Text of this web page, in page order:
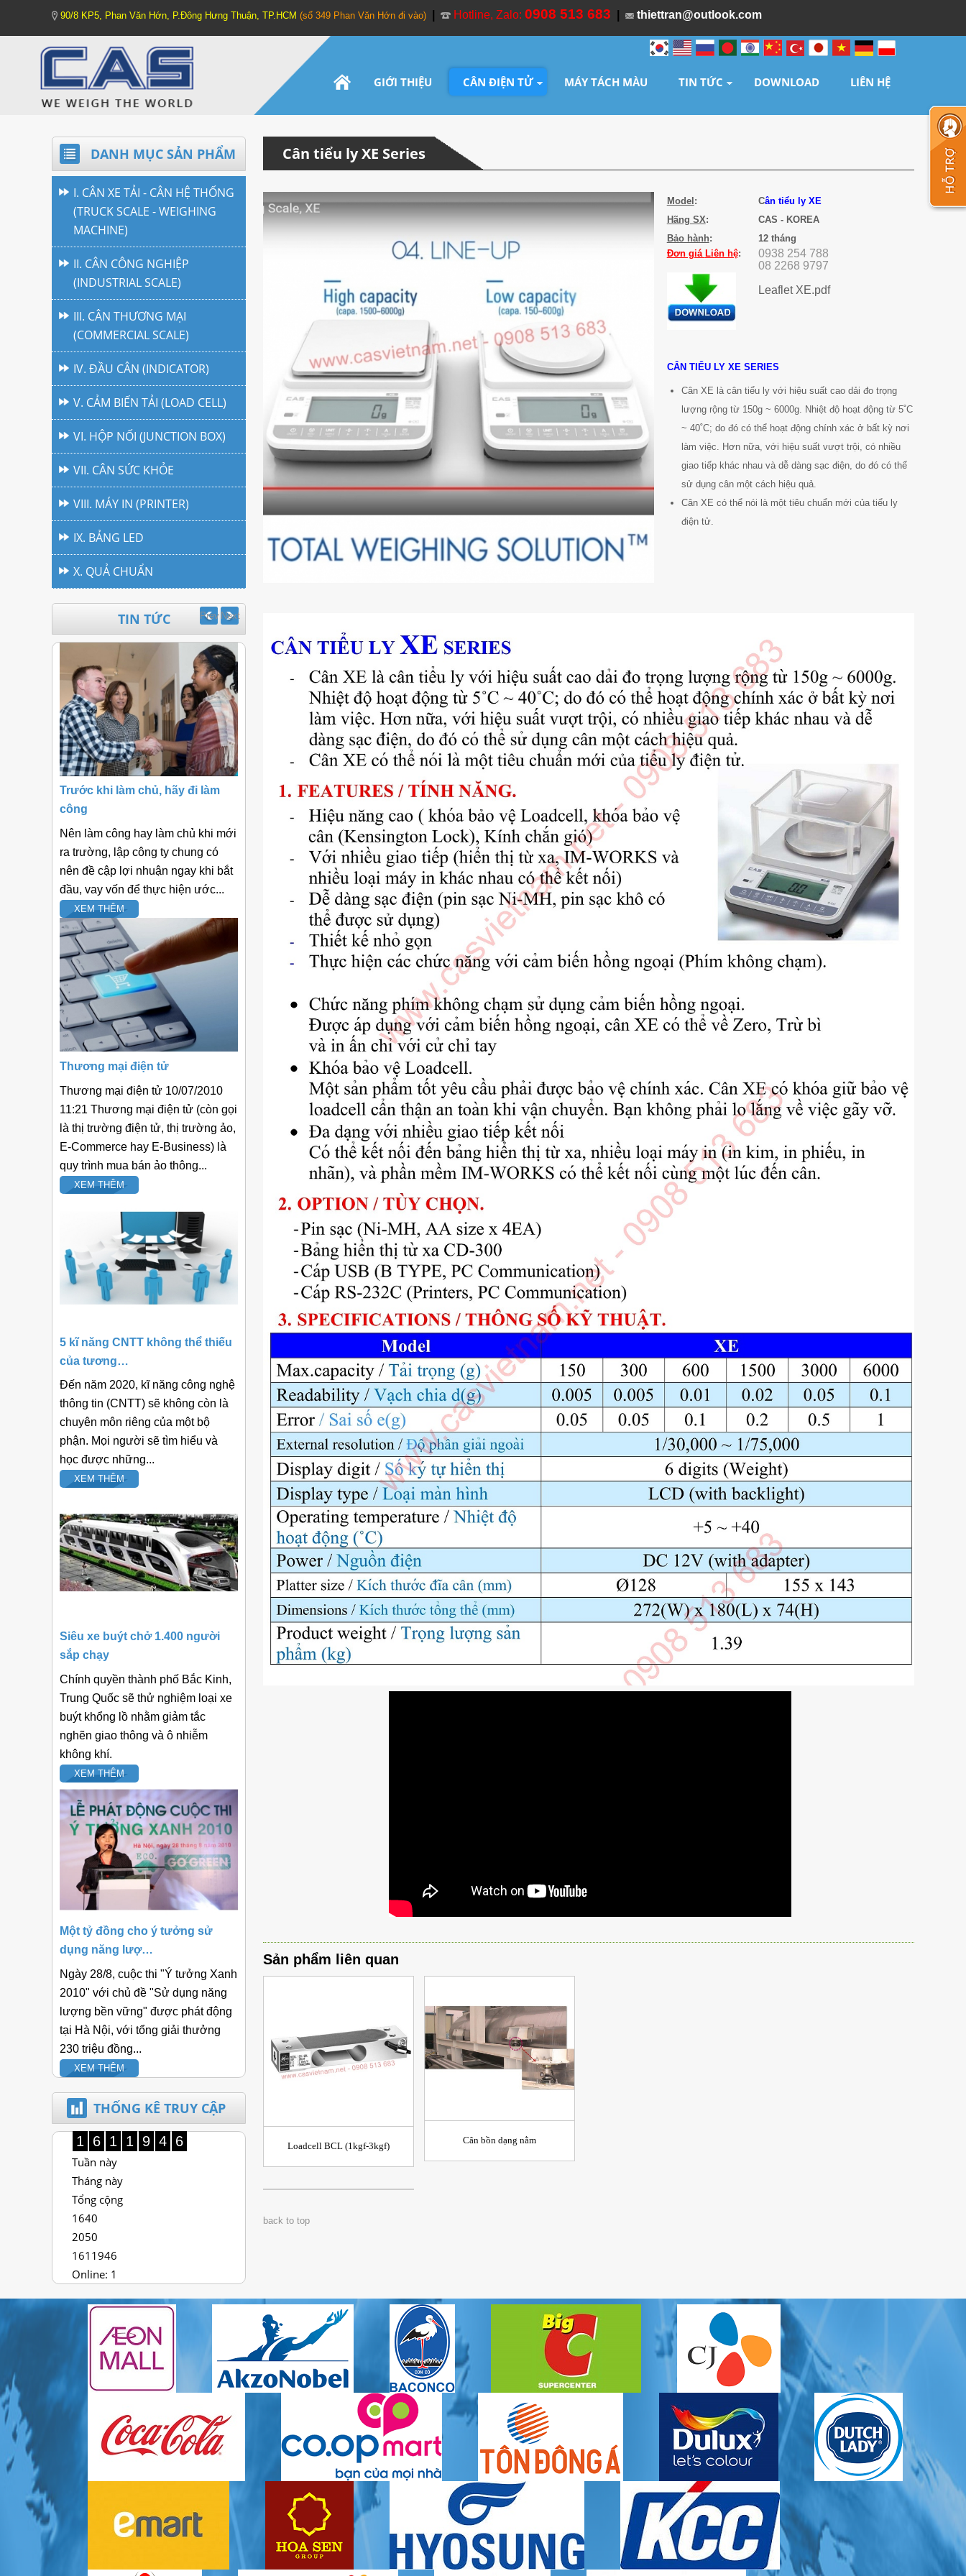
90/8 KP5, Phan Văn Hớn, P.Đông Hưng Thuận, TP.HCM (số 349 Phan Văn Hớn đi vào) Hotline, Zalo: 0908 513 683 thiettran@outlook.com
GIỚI THIỆU CÂN ĐIỆN TỬ MÁY TÁCH MÀU TIN TỨC DOWNLOAD LIÊN HỆ
DANH MỤC SẢN PHẨM
I. CÂN XE TẢI - CÂN HỆ THỐNG
(TRUCK SCALE - WEIGHING
MACHINE)
II. CÂN CÔNG NGHIỆP
(INDUSTRIAL SCALE)
III. CÂN THƯƠNG MẠI
(COMMERCIAL SCALE)
IV. ĐẦU CÂN (INDICATOR)
V. CẢM BIẾN TẢI (LOAD CELL)
VI. HỘP NỐI (JUNCTION BOX)
VII. CÂN SỨC KHỎE
VIII. MÁY IN (PRINTER)
IX. BẢNG LED
X. QUẢ CHUẨN
TIN TỨC Prev Next
Trước khi làm chủ, hãy đi làm
công
Nên làm công hay làm chủ khi mới
ra trường, lập công ty chung có
nên đề cập lợi nhuận ngay khi bắt
đầu, vay vốn để thực hiện ước...
XEM THÊM
Thương mại điện tử
Thương mại điện tử 10/07/2010
11:21 Thương mại điện tử (còn gọi
là thị trường điện tử, thị trường ảo,
E-Commerce hay E-Business) là
quy trình mua bán ảo thông...
XEM THÊM
5 kĩ năng CNTT không thể thiếu
của tương…
Đến năm 2020, kĩ năng công nghệ
thông tin (CNTT) sẽ không còn là
chuyên môn riêng của một bộ
phận. Mọi người sẽ tìm hiểu và
học được những...
XEM THÊM
Siêu xe buýt chở 1.400 người
sắp chạy
Chính quyền thành phố Bắc Kinh,
Trung Quốc sẽ thử nghiệm loại xe
buýt khổng lồ nhằm giảm tắc
nghẽn giao thông và ô nhiễm
không khí.
XEM THÊM
Một tỷ đồng cho ý tưởng sử
dụng năng lượ…
Ngày 28/8, cuộc thi "Ý tưởng Xanh
2010" với chủ đề "Sử dụng năng
lượng bền vững" được phát động
tại Hà Nội, với tổng giải thưởng
230 triệu đồng...
XEM THÊM
THỐNG KÊ TRUY CẬP
1 6 1 1 9 4 6
Tuần này
Tháng này
Tổng cộng
1640
2050
1611946
Online: 1
Cân tiểu ly XE Series
Model : Cân tiểu ly XE
Hãng SX:
CAS - KOREA
Bảo hành:
12 tháng
Đơn giá Liên hệ:
0938 254 788
08 2268 9797
Leaflet XE.pdf
CÂN TIỂU LY XESERIES
Cân XE là cân tiểu ly với hiệu suất cao dải đo trọng
lượng rộng từ 150g ~ 6000g. Nhiệt độ hoạt động từ 5˚C
~ 40˚C; do đó có thể hoạt động chính xác ở bất kỳ nơi
làm việc. Hơn nữa, với hiệu suất vượt trội, có nhiều
giao tiếp khác nhau và dễ dàng sạc điện, do đó có thể
sử dụng cân một cách hiệu quả.
Cân XE có thể nói là một tiêu chuẩn mới của tiểu ly
điện tử.
Sản phẩm liên quan
Loadcell BCL (1kgf-3kgf)
Cân bồn dạng nằm
back to top